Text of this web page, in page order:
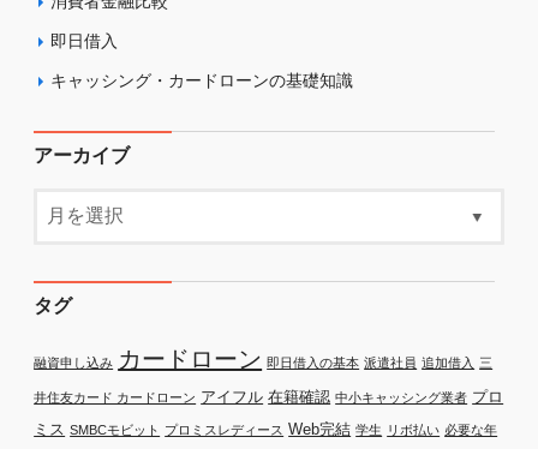
即日借入
キャッシング・カードローンの基礎知識
アーカイブ
タグ
融資申し込み カードローン 即日借入の基本 派遣社員 追加借入 三
井住友カード カードローン アイフル 在籍確認 中小キャッシング業者 プロ
ミス SMBCモビット プロミスレディース Web完結 学生 リボ払い 必要な年